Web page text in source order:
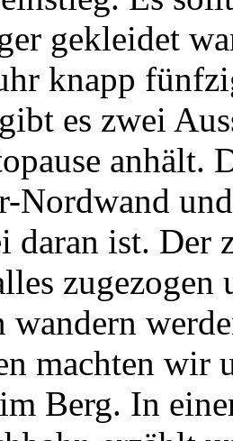
gekleidet
knapp
es zwei
anhält.
Nordwand
daran ist. Der
wandern
machten wir
Berg. In